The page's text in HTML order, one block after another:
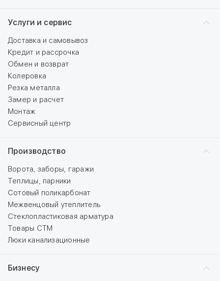
Услуги и сервис
Доставка и самовывоз
Кредит и рассрочка
Обмен и возврат
Колеровка
Резка металла
Замер и расчет
Монтаж
Сервисный центр
Производство
Ворота, заборы, гаражи
Теплицы, парники
Сотовый поликарбонат
Межвенцовый утеплитель
Стеклопластиковая арматура
Товары СТМ
Люки канализационные
Бизнесу